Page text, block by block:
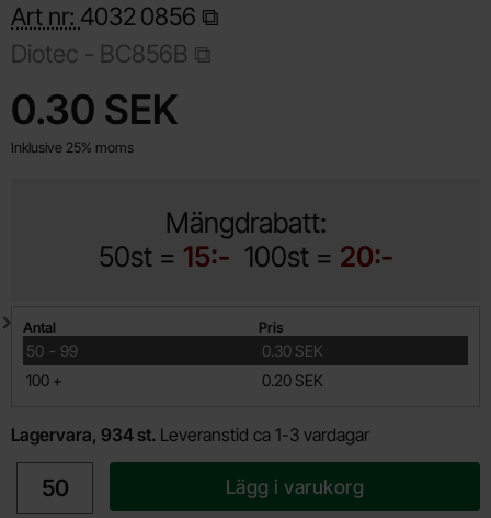
Art nr: 4032 0856
Diotec - BC856B
pris
0.30 SEK
Inklusive 25% moms
Mängdrabatt:
50st = 15:- 100st = 20:-
Mängdrabatt
Antal Pris
50 -
till 99
0.30 SEK
100 +
till 0.20 SEK
Lagervara, 934 st. Leveranstid ca 1-3 vardagar
Lägg i varukorg